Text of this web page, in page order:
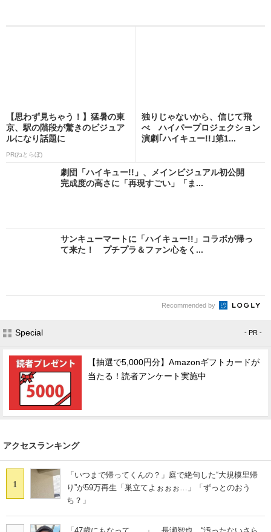
【思わず見ちゃう！】猛暑の東
京、駅の階段が驚きのビジュア
ルになり話題に
PR(ねとらぼ)
独りじゃないから、信じて飛
べ ハイパープロジェクション
演劇｢ハイキュー!!｣第1...
劇団「ハイキュー!!」、メインビジュアル初公開
完成度の高さに「再現すごい」「ま...
サンキューマートに「ハイキュー!!」コラボが帰っ
て来た！ プチプラ＆ファン心をく...
Recommended by
Special - PR -
【抽選で5,000円分】Amazonギフトカードが
当たる！読者アンケート実施中
アクセスランキング
1
「いつまで帰ってくんの？」庭で絶句した“大規模里帰
り”が59万再生「巣立てよぉぉぉ…」「ずっとのおう
ち？」